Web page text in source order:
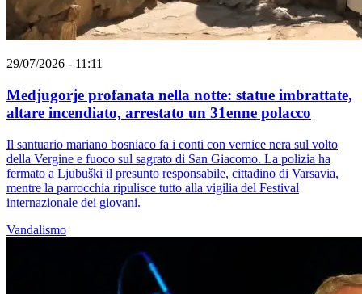
29/07/2026 - 11:11
Medjugorje profanata nella notte: statue imbrattate,
altare incendiato, arrestato un 31enne polacco
Il santuario mariano bosniaco fa i conti con vernice nera sul volto
della Vergine e fuoco sul sagrato di San Giacomo. La polizia ha
fermato a Ljubuški il presunto responsabile, cittadino di Varsavia,
mentre la parrocchia ripulisce tutto alla vigilia del Festival
internazionale dei giovani.
Vandalismo